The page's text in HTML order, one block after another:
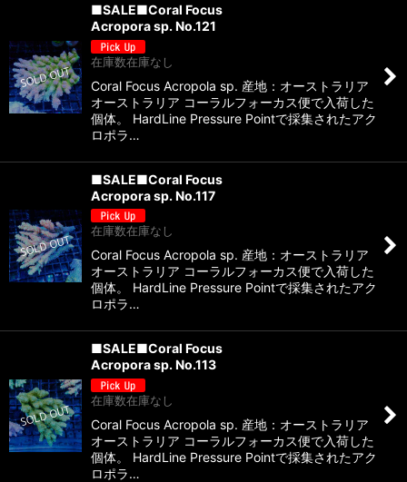
■SALE■Coral Focus
Acropora sp. No.121
在庫数在庫なし
Coral Focus Acropola sp. 産地：オーストラリア
オーストラリア コーラルフォーカス便で入荷した
個体。 HardLine Pressure Pointで採集されたアク
ロポラ…
■SALE■Coral Focus
Acropora sp. No.117
在庫数在庫なし
Coral Focus Acropola sp. 産地：オーストラリア
オーストラリア コーラルフォーカス便で入荷した
個体。 HardLine Pressure Pointで採集されたアク
ロポラ…
■SALE■Coral Focus
Acropora sp. No.113
在庫数在庫なし
Coral Focus Acropola sp. 産地：オーストラリア
オーストラリア コーラルフォーカス便で入荷した
個体。 HardLine Pressure Pointで採集されたアク
ロポラ…